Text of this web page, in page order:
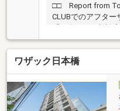
□□ Report from
CLUBでのアフター
「お金」のご相談
上昇時のリスクヘ
ミング、各種保険
証や定期点検、駆
イミングは勿論、
談可能です！まず
物件の詳細につい
までお気軽にご連
ワザック日本橋